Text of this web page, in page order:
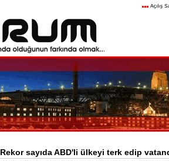
Rekor sayıda ABD'li ülkeyi terk edip